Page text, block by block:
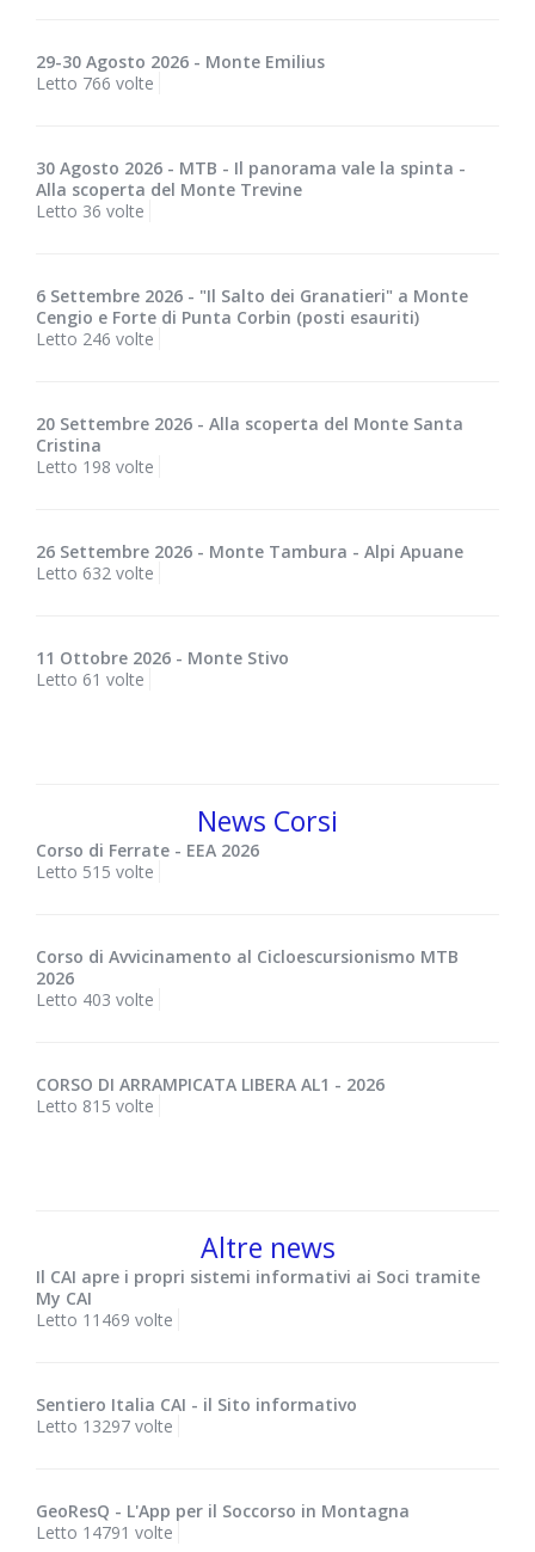
29-30 Agosto 2026 - Monte Emilius
Letto 766 volte
30 Agosto 2026 - MTB - Il panorama vale la spinta -
Alla scoperta del Monte Trevine
Letto 36 volte
6 Settembre 2026 - "Il Salto dei Granatieri" a Monte
Cengio e Forte di Punta Corbin (posti esauriti)
Letto 246 volte
20 Settembre 2026 - Alla scoperta del Monte Santa
Cristina
Letto 198 volte
26 Settembre 2026 - Monte Tambura - Alpi Apuane
Letto 632 volte
11 Ottobre 2026 - Monte Stivo
Letto 61 volte
News Corsi
Corso di Ferrate - EEA 2026
Letto 515 volte
Corso di Avvicinamento al Cicloescursionismo MTB
2026
Letto 403 volte
CORSO DI ARRAMPICATA LIBERA AL1 - 2026
Letto 815 volte
Altre news
Il CAI apre i propri sistemi informativi ai Soci tramite
My CAI
Letto 11469 volte
Sentiero Italia CAI - il Sito informativo
Letto 13297 volte
GeoResQ - L'App per il Soccorso in Montagna
Letto 14791 volte